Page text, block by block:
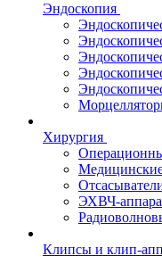
Эндоскопия
Хирургия
ЭХВЧ-
Клипсы и клип-